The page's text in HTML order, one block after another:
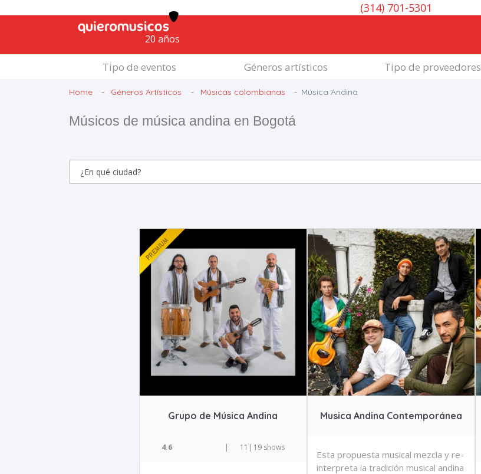
(314) 701-5301
20 años
Tipo de eventos Géneros artísticos Tipo de proveedores
Home Géneros Artísticos Músicas colombianas Música Andina
Músicos de música andina en Bogotá
Grupo de Música Andina
4.6 | 11 | 19 shows
Musica Andina Contemporánea
Esta propuesta musical mezcla y re-
interpreta la tradición musical andina